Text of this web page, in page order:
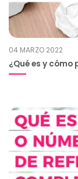
04 MARZO 2022
¿Qué es y